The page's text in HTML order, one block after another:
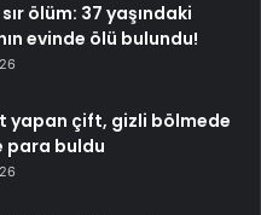
ölüm: 37 yaşındaki
evinde ölü bulundu!
yapan çift, gizli bölmede
para buldu